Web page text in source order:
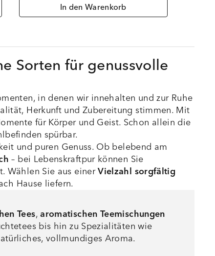
In den Warenkorb
Sorten für genussvolle
in denen wir innehalten und zur Ruhe
Herkunft und Zubereitung stimmen. Mit
für Körper und Geist. Schon allein die
spürbar.
und puren Genuss. Ob belebend am
– bei Lebenskraftpur können Sie
Wählen Sie aus einerVielzahl sorgfältig
Hause liefern.
Tees,aromatischen Teemischungen
bis hin zu Spezialitäten wie
vollmundiges Aroma.